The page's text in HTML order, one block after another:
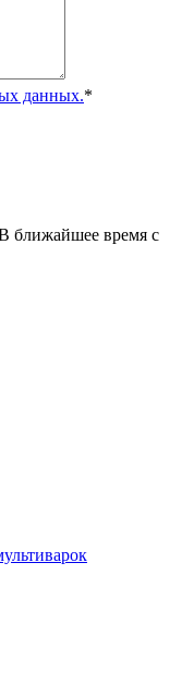
данных.*
ближайшее время с